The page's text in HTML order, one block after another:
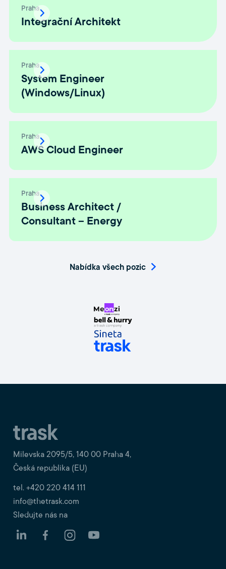
Praha
Integrační Architekt
Praha
System Engineer
(Windows/Linux)
Praha
AWS Cloud Engineer
Praha
Business Architect /
Consultant – Energy
Nabídka všech pozic
Milevska 2095/5, 140 00 Praha 4,
Česká republika (EU)
tel. +420 220 414 111
info@thetrask.com
Sledujte nás na